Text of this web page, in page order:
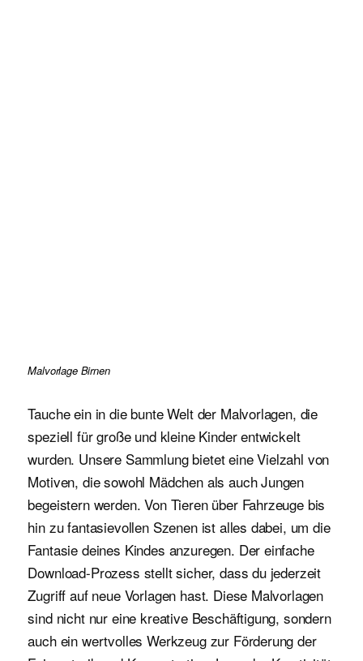
Malvorlage Birnen
Tauche ein in die bunte Welt der Malvorlagen, die
speziell für große und kleine Kinder entwickelt
wurden. Unsere Sammlung bietet eine Vielzahl von
Motiven, die sowohl Mädchen als auch Jungen
begeistern werden. Von Tieren über Fahrzeuge bis
hin zu fantasievollen Szenen ist alles dabei, um die
Fantasie deines Kindes anzuregen. Der einfache
Download-Prozess stellt sicher, dass du jederzeit
Zugriff auf neue Vorlagen hast. Diese Malvorlagen
sind nicht nur eine kreative Beschäftigung, sondern
auch ein wertvolles Werkzeug zur Förderung der